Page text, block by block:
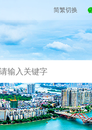
简繁切换